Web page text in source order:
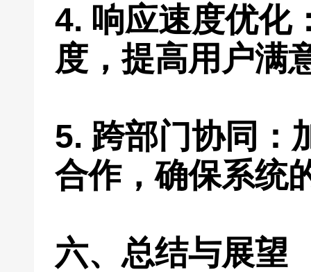
4. 响应速度优化
度，提高用户满
5. 跨部门协同：
合作，确保系统
六、总结与展望